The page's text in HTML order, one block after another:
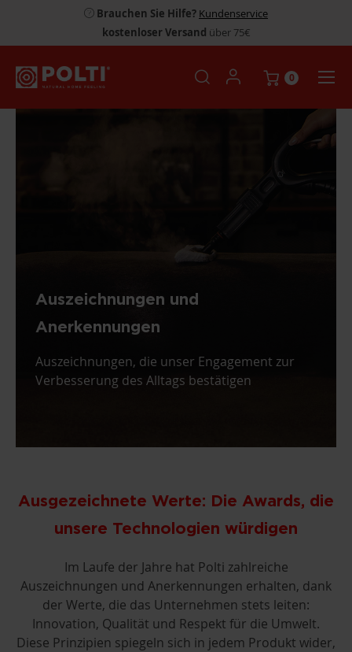
Brauchen Sie Hilfe? Kundenservice
kostenloser Versand über 75€
0
Auszeichnungen und
Anerkennungen
Auszeichnungen, die unser Engagement zur
Verbesserung des Alltags bestätigen
Ausgezeichnete Werte: Die Awards, die
unsere Technologien würdigen
Im Laufe der Jahre hat Polti zahlreiche
Auszeichnungen und Anerkennungen erhalten, dank
der Werte, die das Unternehmen stets leiten:
Innovation, Qualität und Respekt für die Umwelt.
Diese Prinzipien spiegeln sich in jedem Produkt wider,